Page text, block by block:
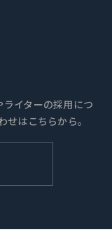
イターの採用につ
はこちらから。